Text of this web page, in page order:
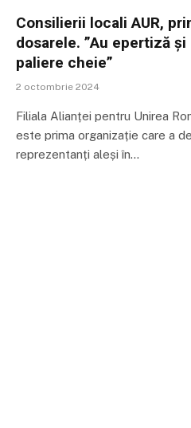
Consilierii locali AUR,
dosarele. ”Au epertiză
paliere cheie”
2 octombrie 2024
Filiala Alianței pentru Unirea
este prima organizație care a
reprezentanți aleși în…